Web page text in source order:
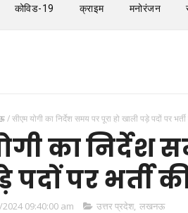
कोविड-19 क्राइम मनोरंजन
/सीएम योगी का निर्देश समय पर पूरा हो खाली पड़े पदों पर
का निर्देश
पर भर्ती की
09:40:00 am उत्तर प्रदेश, लखनऊ